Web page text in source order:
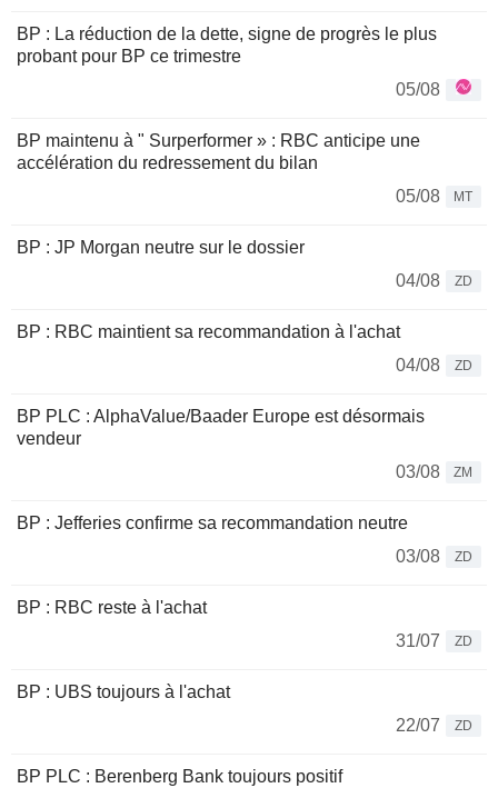
BP : La réduction de la dette, signe de progrès le plus
probant pour BP ce trimestre
05/08
BP maintenu à " Surperformer » : RBC anticipe une
accélération du redressement du bilan
05/08
MT
BP : JP Morgan neutre sur le dossier
04/08
ZD
BP : RBC maintient sa recommandation à l'achat
04/08
ZD
BP PLC : AlphaValue/Baader Europe est désormais
vendeur
03/08
ZM
BP : Jefferies confirme sa recommandation neutre
03/08
ZD
BP : RBC reste à l'achat
31/07
ZD
BP : UBS toujours à l'achat
22/07
ZD
BP PLC : Berenberg Bank toujours positif